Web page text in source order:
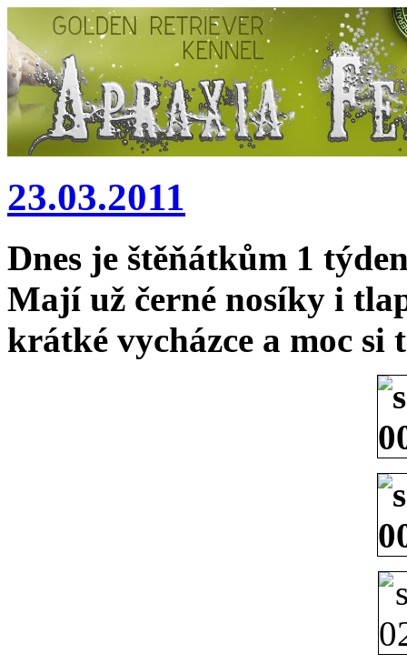
23.03.2011
Dnes je štěňátkům 1
Mají už černé nosíky i
krátké vycházce a moc